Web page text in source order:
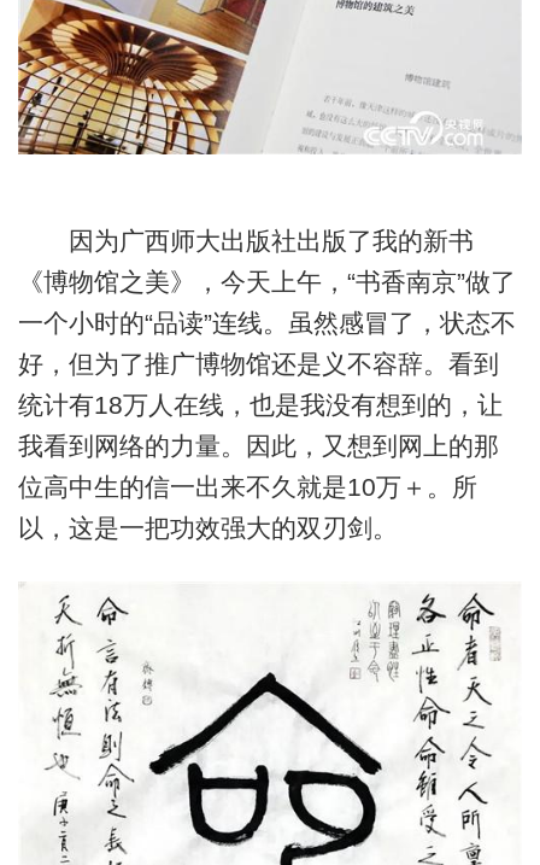
因为广西师大出版社出版了我的新书
《博物馆之美》，今天上午，“书香南京”做了
一个小时的“品读”连线。虽然感冒了，状态不
好，但为了推广博物馆还是义不容辞。看到
统计有18万人在线，也是我没有想到的，让
我看到网络的力量。因此，又想到网上的那
位高中生的信一出来不久就是10万＋。所
以，这是一把功效强大的双刃剑。